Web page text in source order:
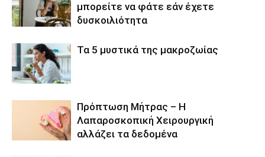
μπορείτε να φάτε εάν έχετε
δυσκοιλιότητα
Τα 5 μυστικά της μακροζωίας
Πρόπτωση Μήτρας – Η
Λαπαροσκοπική Χειρουργική
αλλάζει τα δεδομένα